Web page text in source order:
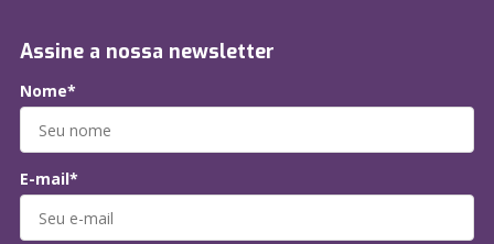
Assine a nossa newsletter
Nome*
E-mail*